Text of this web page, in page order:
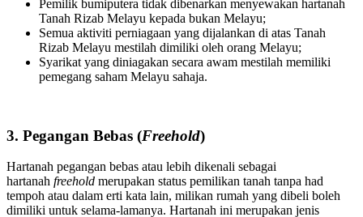
Pemilik bumiputera tidak dibenarkan menyewakan hartanah
Tanah Rizab Melayu kepada bukan Melayu;
Semua aktiviti perniagaan yang dijalankan di atas Tanah
Rizab Melayu mestilah dimiliki oleh orang Melayu;
Syarikat yang diniagakan secara awam mestilah memiliki
pemegang saham Melayu sahaja.
3. Pegangan Bebas (Freehold)
Hartanah pegangan bebas atau lebih dikenali sebagai
hartanah freehold merupakan status pemilikan tanah tanpa had
tempoh atau dalam erti kata lain, milikan rumah yang dibeli boleh
dimiliki untuk selama-lamanya. Hartanah ini merupakan jenis